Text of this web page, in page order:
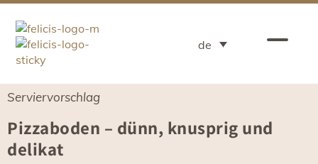
de
Serviervorschlag
Pizzaboden – dünn, knusprig und
delikat